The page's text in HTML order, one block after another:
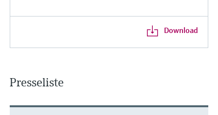
Download
Presseliste